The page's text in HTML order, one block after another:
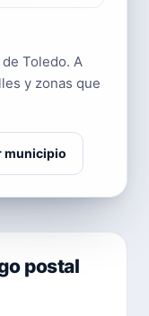
Toledo. A
y zonas que
municipio
postal